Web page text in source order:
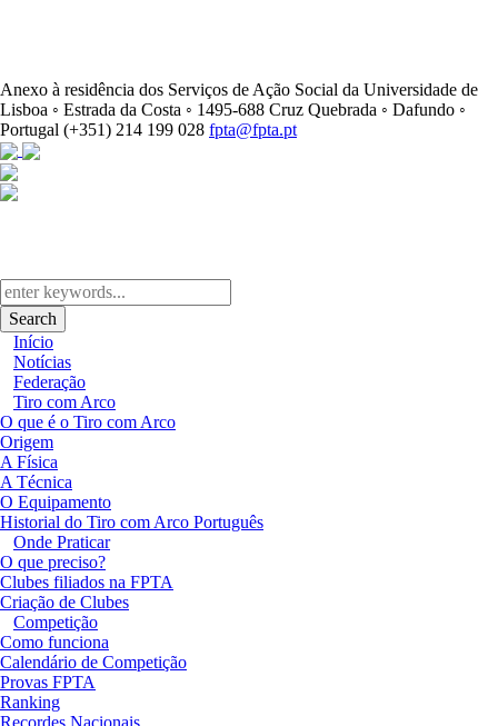
Anexo à residência dos Serviços de Ação Social da Universidade de
Lisboa ◦ Estrada da Costa ◦ 1495-688 Cruz Quebrada ◦ Dafundo ◦
Portugal (+351) 214 199 028 fpta@fpta.pt
Search
Início
Notícias
Federação
Tiro com Arco
O que é o Tiro com Arco
Origem
A Física
A Técnica
O Equipamento
Historial do Tiro com Arco Português
Onde Praticar
O que preciso?
Clubes filiados na FPTA
Criação de Clubes
Competição
Como funciona
Calendário de Competição
Provas FPTA
Ranking
Recordes Nacionais